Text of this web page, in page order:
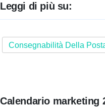
Leggi di più su:
Consegnabilità Della
Calendario marketing